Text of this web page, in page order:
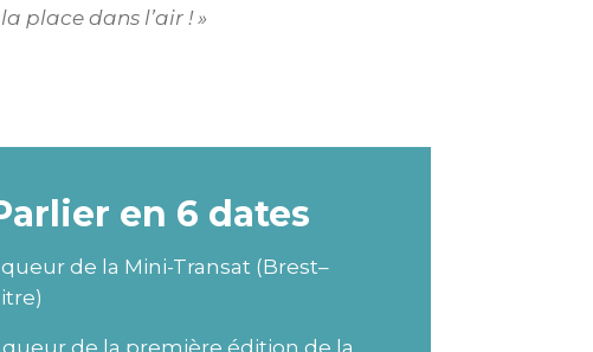
place dans l’air ! »
en 6 dates
de la Mini-Transat (Brest–
de la première édition de la